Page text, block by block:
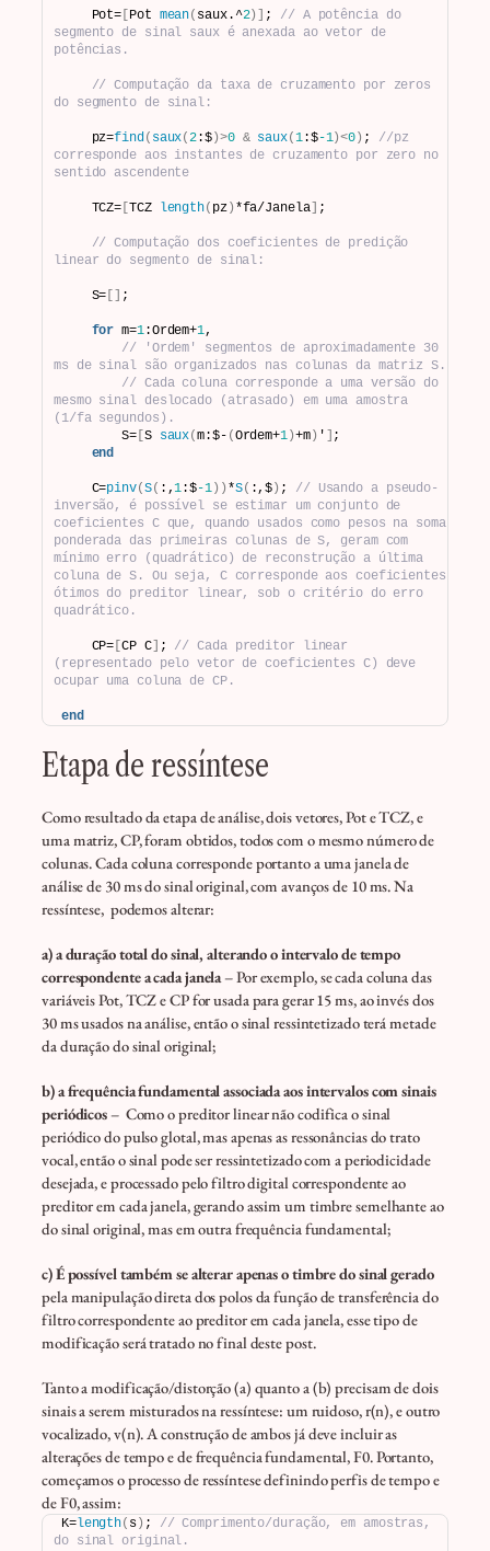
    Pot=
Pot mean( saux.^2)] ; // A potência do
segmento de sinal saux é anexada ao vetor de
potências.
// Computação da taxa de cruzamento por zeros
do segmento de sinal:
    pz=
find( saux(2:$)>0 & saux(1:$-1)<0 ) ; //pz
corresponde aos instantes de cruzamento por zero no
sentido ascendente
    TCZ=
[TCZ length( pz) *fa/Janela] ;
// Computação dos coeficientes de predição
linear do segmento de sinal:
    S=
;
for m=1:Ordem+1,
// 'Ordem' segmentos de aproximadamente 30
// Cada coluna corresponde a uma versão do
mesmo sinal deslocado (atrasado) em uma amostra
(1/fa segundos).
        S=
[ S saux(m:$- (Ordem+1)+m) '
;
end
    C=
pinv(S( :,1:$-1)) *S( :,$ ) ; // Usando a pseudo-
inversão, é possível se estimar um conjunto de
coeficientes C que, quando usados como pesos na soma
ponderada das primeiras colunas de S, geram com
mínimo erro (quadrático) de reconstrução a última
coluna de S. Ou seja, C corresponde aos coeficientes
ótimos do preditor linear, sob o critério do erro
quadrático.
    CP=
[CP C] ; // Cada preditor linear
(representado pelo vetor de coeficientes C) deve
ocupar uma coluna de CP.
end
Etapa de ressíntese
Como resultado da etapa de análise, dois vetores, Pot e TCZ, e
uma matriz, CP, foram obtidos, todos com o mesmo número de
colunas. Cada coluna corresponde portanto a uma janela de
análise de 30 ms do sinal original, com avanços de 10 ms. Na
ressíntese, podemos alterar:
a) a duração total do sinal, alterando o intervalo de tempo
correspondente a cada janela– Por exemplo, se cada coluna das
variáveis Pot, TCZ e CP for usada para gerar 15 ms, ao invés dos
30 ms usados na análise, então o sinal ressintetizado terá metade
da duração do sinal original;
b) a frequência fundamental associada aos intervalos com sinais
periódicos – Como o preditor linear não codifica o sinal
periódico do pulso glotal, mas apenas as ressonâncias do trato
vocal, então o sinal pode ser ressintetizado com a periodicidade
desejada, e processado pelo filtro digital correspondente ao
preditor em cada janela, gerando assim um timbre semelhante ao
do sinal original, mas em outra frequência fundamental;
c) É possível também se alterar apenas o timbre do sinal gerado
pela manipulação direta dos polos da função de transferência do
filtro correspondente ao preditor em cada janela, esse tipo de
modificação será tratado no final deste post.
Tanto a modificação/distorção (a) quanto a (b) precisam de dois
sinais a serem misturados na ressíntese: um ruidoso, r(n), e outro
vocalizado, v(n). A construção de ambos já deve incluir as
alterações de tempo e de frequência fundamental, F0. Portanto,
começamos o processo de ressíntese definindo perfis de tempo e
de F0, assim:
K=length( s) ; // Comprimento/duração, em amostras,
do sinal original.